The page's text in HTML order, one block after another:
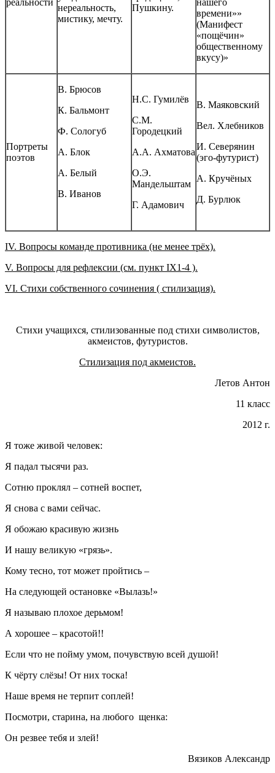
нереальность,
мистику, мечту.
Пушкину.
времени»»
(Манифест
«пощёчин»
общественному
вкусу)»
Портреты
поэтов
В. Брюсов
К. Бальмонт
Ф. Сологуб
А. Блок
А. Белый
В. Иванов
Н.С. Гумилёв
С.М.
Городецкий
А.А. Ахматова
О.Э.
Мандельштам
Г. Адамович
В. Маяковский
Вел. Хлебников
И. Северянин
(эго-футурист)
А. Кручёных
Д. Бурлюк
IV. Вопросы команде противника (не менее трёх).
V. Вопросы для рефлексии (см. пункт IX1-4 ).
VI. Стихи собственного сочинения ( стилизация).
Стихи учащихся, стилизованные под стихи символистов,
акмеистов, футуристов.
Стилизация под акмеистов.
Летов Антон
11 класс
2012 г.
Я тоже живой человек:
Я падал тысячи раз.
Сотню проклял – сотней воспет,
Я снова с вами сейчас.
Я обожаю красивую жизнь
И нашу великую «грязь».
Кому тесно, тот может пройтись –
На следующей остановке «Вылазь!»
Я называю плохое дерьмом!
А хорошее – красотой!!
Если что не пойму умом, почувствую всей душой!
К чёрту слёзы! От них тоска!
Наше время не терпит соплей!
Посмотри, старина, на любого щенка:
Он резвее тебя и злей!
Вязиков Александр